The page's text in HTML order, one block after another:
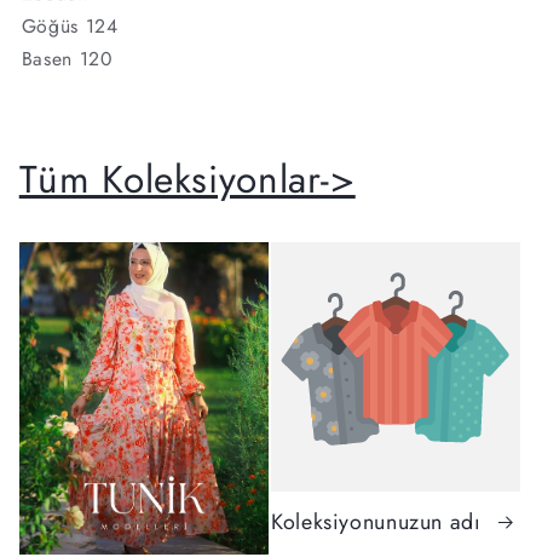
Göğüs 124
Basen 120
Tüm Koleksiyonlar->
Koleksiyonunuzun adı